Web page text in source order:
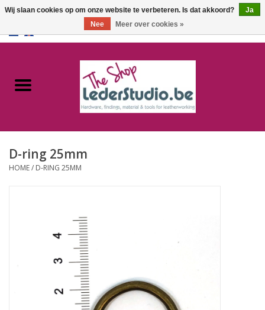
Catalogus
FAQ
D-ring 25mm
HOME/ D-RING 25MM
Wij slaan cookies op om onze website te verbeteren. Is dat akkoord?
Ja
Nee
Meer over cookies »